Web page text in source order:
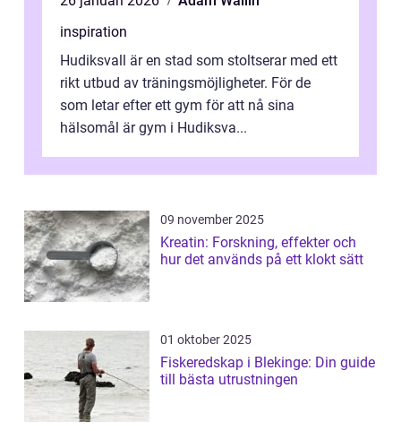
inspiration
Hudiksvall är en stad som stoltserar med ett
rikt utbud av träningsmöjligheter. För de
som letar efter ett gym för att nå sina
hälsomål är gym i Hudiksva...
09 november 2025
Kreatin: Forskning, effekter och
hur det används på ett klokt sätt
01 oktober 2025
Fiskeredskap i Blekinge: Din guide
till bästa utrustningen